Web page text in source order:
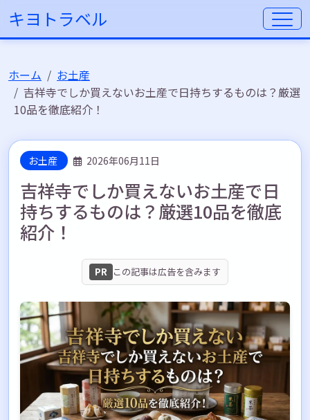
キヨトラベル
ホーム
お土産
吉祥寺でしか買えないお土産で日持ちするものは？厳選
10品を徹底紹介！
お土産 2026年06月11日
吉祥寺でしか買えないお土産で日
持ちするものは？厳選10品を徹底
紹介！
PR この記事は広告を含みます